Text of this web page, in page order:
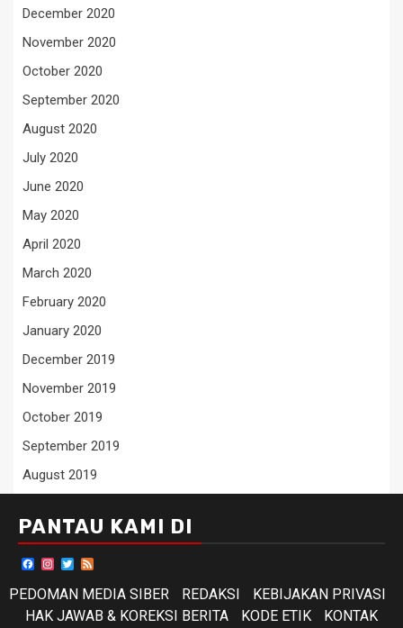
December 2020
November 2020
October 2020
September 2020
August 2020
July 2020
June 2020
May 2020
April 2020
March 2020
February 2020
January 2020
December 2019
November 2019
October 2019
September 2019
August 2019
PANTAU KAMI DI
Facebook
Instagram
Twitter
PEDOMAN MEDIA SIBER
REDAKSI
KEBIJAKAN PRIVASI
HAK JAWAB & KOREKSI BERITA
KODE ETIK KONTAK